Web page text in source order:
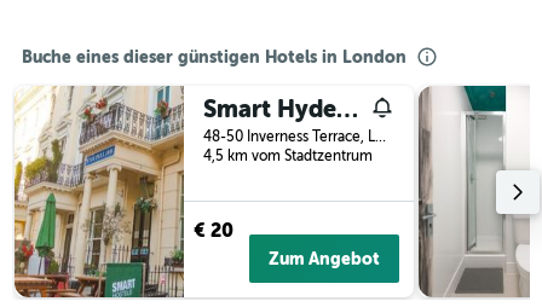
Buche eines dieser günstigen Hotels in London
Smart Hyde Park Inn
48-50 Inverness Terrace, London, Großbritannien
4,5 km vom Stadtzentrum
€ 20
Zum Angebot